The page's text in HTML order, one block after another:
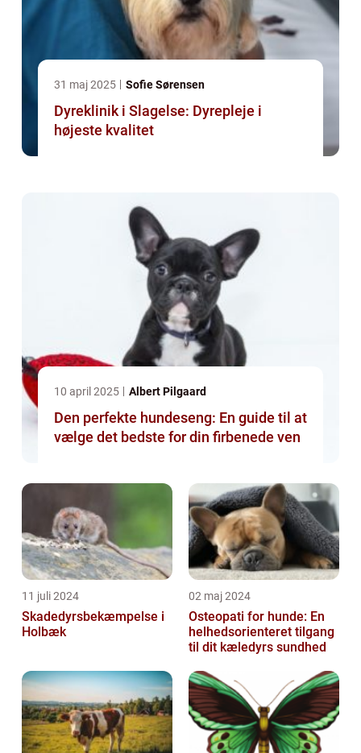
31 maj 2025 Sofie Sørensen
Dyreklinik i Slagelse: Dyrepleje i
højeste kvalitet
10 april 2025 Albert Pilgaard
Den perfekte hundeseng: En guide til at
vælge det bedste for din firbenede ven
11 juli 2024
Skadedyrsbekæmpelse i
Holbæk
02 maj 2024
Osteopati for hunde: En
helhedsorienteret tilgang
til dit kæledyrs sundhed